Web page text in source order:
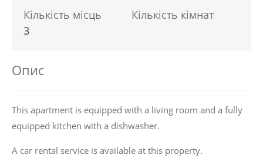
Кількість місць
3
Кількість кімнат
Опис
This apartment is equipped with a living room and a fully
equipped kitchen with a dishwasher.
A car rental service is available at this property.